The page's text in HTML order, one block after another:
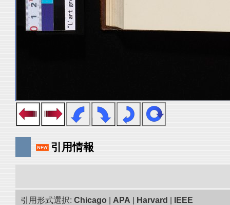
引用情報
引用形式選択: Chicago APA Harvard IEEE